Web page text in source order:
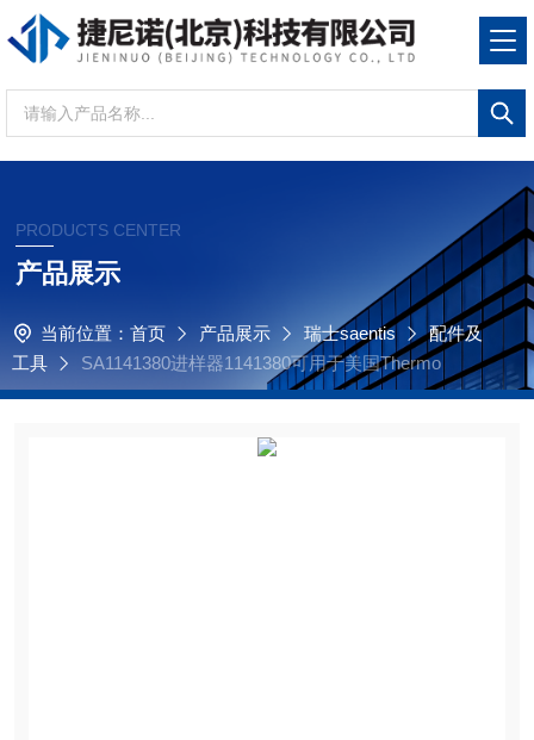
PRODUCTS CENTER
产品展示
当前位置： 首页 产品展示 瑞士saentis
配件及
工具
SA1141380进样器1141380可用于美国Thermo